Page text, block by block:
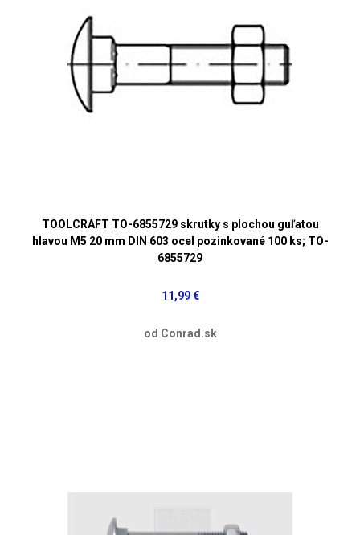
TOOLCRAFT TO-6855729 skrutky s plochou guľatou
hlavou M5 20 mm DIN 603 ocel pozinkované 100 ks; TO-
6855729
11,99 €
od Conrad.sk